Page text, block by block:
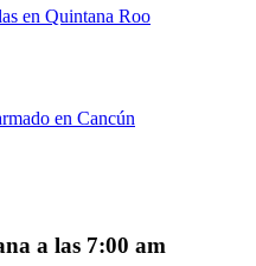
en Quintana Roo
en Cancún
a las 7:00 am